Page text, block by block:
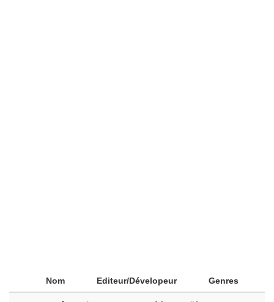
Nom Editeur/Dévelopeur Genres